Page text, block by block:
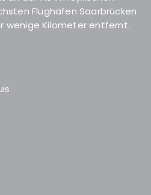
Flughäfen Saarbrücken
wenige Kilometer entfernt.